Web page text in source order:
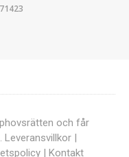
och får
Leveransvillkor |
| Kontakt